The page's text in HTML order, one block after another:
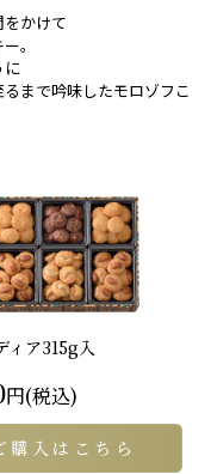
かけて
。
に
まで吟味したモロゾフこ
ィア315g入
円(税込)
購入はこちら